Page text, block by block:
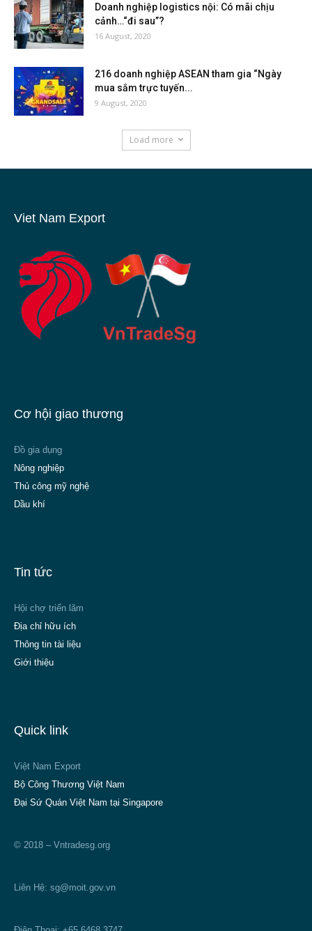
Doanh nghiệp logistics nội: Có mãi chịu
cảnh…“đi sau”?
16 August, 2020
216 doanh nghiệp ASEAN tham gia “Ngày
mua sắm trực tuyến...
9 August, 2020
Load more
Viet Nam Export
Cơ hội giao thương
Đồ gia dụng
Nông nghiệp
Thủ công mỹ nghệ
Dầu khí
Tin tức
Hội chợ triển lãm
Địa chỉ hữu ích
Thông tin tài liệu
Giới thiệu
Quick link
Việt Nam Export
Bộ Công Thương Việt Nam
Đại Sứ Quán Việt Nam tại Singapore
© 2018 – Vntradesg.org
Liên Hệ: sg@moit.gov.vn